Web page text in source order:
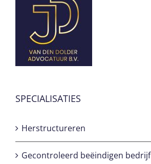
SPECIALISATIES
Herstructureren
Gecontroleerd beëindigen bedrijf